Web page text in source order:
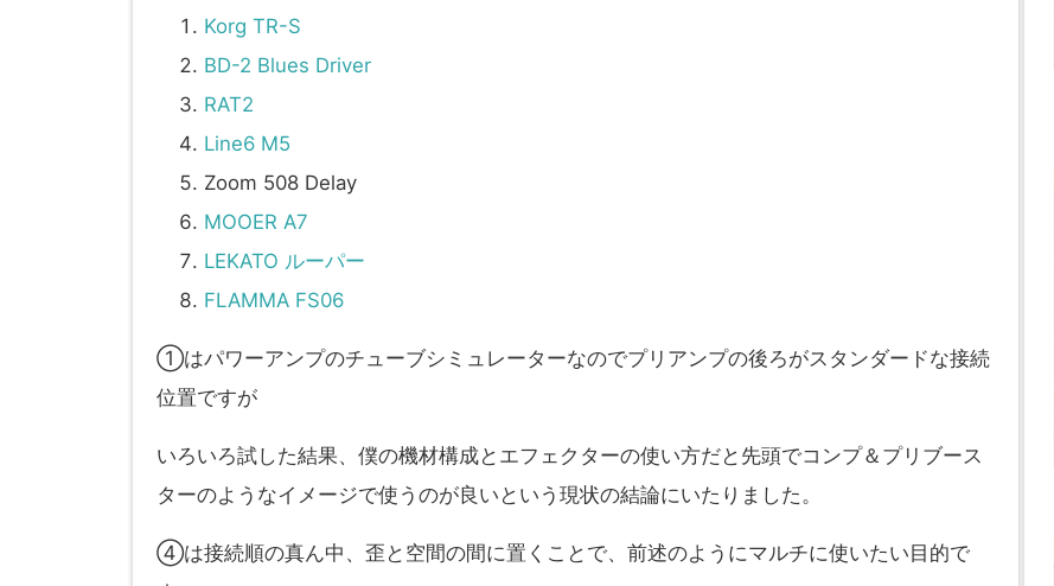
Korg TR-S
BD-2 Blues Driver
RAT2
Line6 M5
Zoom 508 Delay
MOOER A7
LEKATO ルーパー
FLAMMA FS06
①はパワーアンプのチューブシミュレーターなのでプリアンプの後ろがスタンダードな接続
位置ですが
いろいろ試した結果、僕の機材構成とエフェクターの使い方だと先頭でコンプ＆プリブース
ターのようなイメージで使うのが良いという現状の結論にいたりました。
④は接続順の真ん中、歪と空間の間に置くことで、前述のようにマルチに使いたい目的で